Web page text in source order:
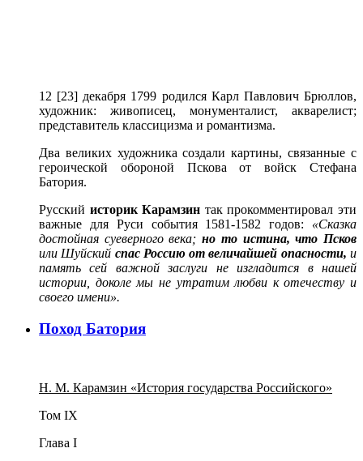
12 [23] декабря 1799 родился Карл Павлович Брюллов,
художник: живописец, монументалист, акварелист;
представитель классицизма и романтизма.
Два великих художника создали картины, связанные с
героической обороной Пскова от войск Стефана
Батория.
Русский историк Карамзин так прокомментировал эти
важные для Руси события 1581-1582 годов: «Сказка
достойная суеверного века;но то истина, что Псков
или Шуйский спас Россию от величайшей опасности, и
память сей важной заслуги не изгладится в нашей
истории, доколе мы не утратим любви к отечеству и
своего имени».
Поход Батория
Н. М. Карамзин «История государства Российского»
Том IX
Глава I